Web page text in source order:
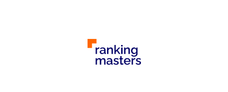
dit bureau anders maakt, is de manier
waarop ze met je meedenken en je begeleiden